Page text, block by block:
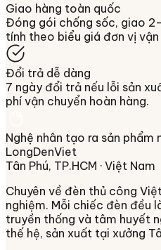
Giao hàng toàn quốc
Đóng gói chống sốc, giao
tính theo biểu giá đơn vị vận
Đổi trả dễ dàng
7 ngày đổi trả nếu lỗi sản
phí vận chuyển hoàn hàng.
Nghệ nhân tạo ra sản phẩm
LongDenViet
Tân Phú, TP.HCM · Việt Nam
Chuyên về đèn thủ công
nghiệm. Mỗi chiếc đèn đều
truyền thống và tâm huyết
thế hệ, sản xuất tại xưởng